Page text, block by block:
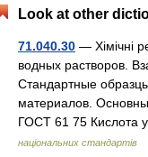
Look at other
71.040.30 — Хімічні
водных растворов.
Стандартные
материалов.
ГОСТ 61 75 Кислота
національних стандартів